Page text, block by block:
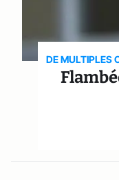
DE MULTIPLES